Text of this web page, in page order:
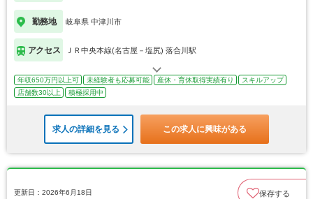
勤務地 岐阜県 中津川市
アクセス ＪＲ中央本線(名古屋－塩尻) 落合川駅
年収650万円以上可 未経験者も応募可能 産休・育休取得実績有り
スキルアップ
店舗数30以上
積極採用中
求人の詳細を見る この求人に興味がある
更新日：2026年6月18日 保存する